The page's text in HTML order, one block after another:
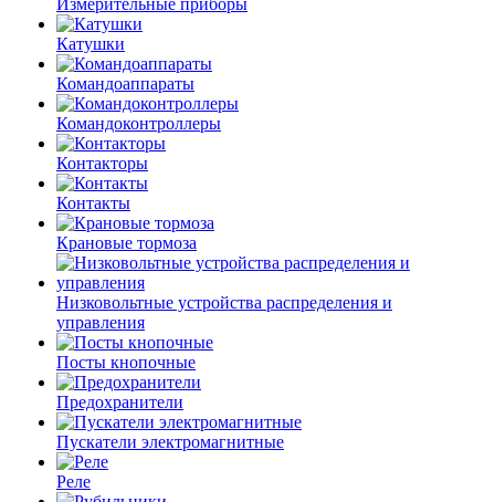
Измерительные приборы
Катушки
Командоаппараты
Командоконтроллеры
Контакторы
Контакты
Крановые тормоза
Низковольтные устройства распределения и
управления
Посты кнопочные
Предохранители
Пускатели электромагнитные
Реле